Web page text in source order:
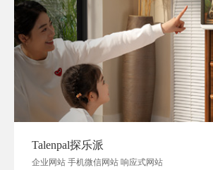
Talenpal探乐派
企业网站 手机微信网站 响应式网站